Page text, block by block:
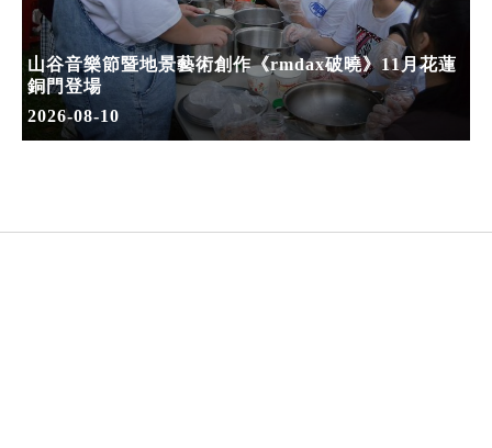
山谷音樂節暨地景藝術創作《rmdax破曉》11月花蓮
銅門登場
2026-08-10